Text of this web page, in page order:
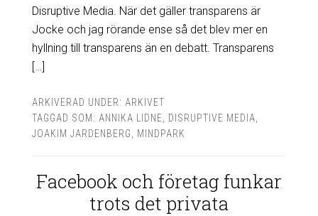
Disruptive Media. När det gäller transparens är
Jocke och jag rörande ense så det blev mer en
hyllning till transparens än en debatt. Transparens
[…]
ARKIVERAD UNDER: ARKIVET
TAGGAD SOM: ANNIKA LIDNE DISRUPTIVE MEDIA
JOAKIM JARDENBERG
MINDPARK
Facebook och företag funkar
trots det privata